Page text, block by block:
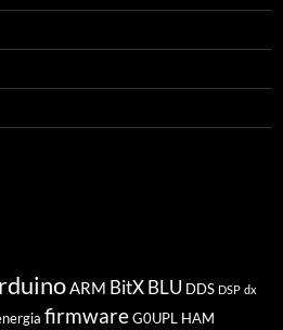
ARM BitX BLU DDS DSP dx
firmwareG0UPL HAM